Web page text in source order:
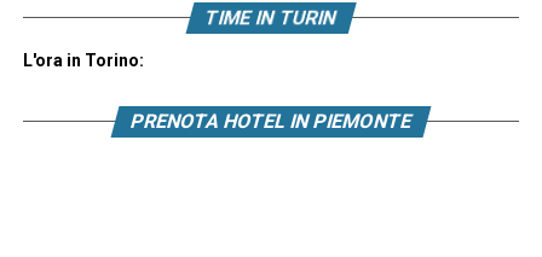
TIME IN TURIN
L'ora in Torino:
PRENOTA HOTEL IN PIEMONTE